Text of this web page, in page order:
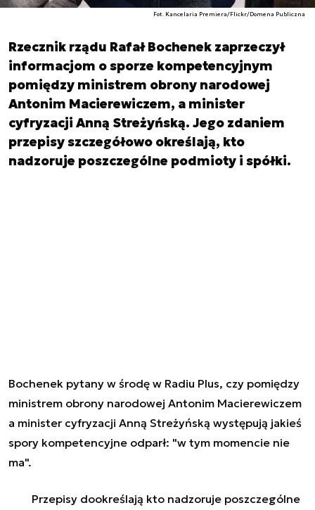
Fot. Kancelaria Premiera/Flickr/Domena Publiczna
Rzecznik rządu Rafał Bochenek zaprzeczył
informacjom o sporze kompetencyjnym
pomiędzy ministrem obrony narodowej
Antonim Macierewiczem, a minister
cyfryzacji Anną Streżyńską. Jego zdaniem
przepisy szczegółowo określają, kto
nadzoruje poszczególne podmioty i spółki.
Bochenek pytany w środę w Radiu Plus, czy pomiędzy
ministrem obrony narodowej Antonim Macierewiczem
a minister cyfryzacji Anną Streżyńską występują jakieś
spory kompetencyjne odparł: "w tym momencie nie
ma".
Przepisy dookreślają kto nadzoruje poszczególne